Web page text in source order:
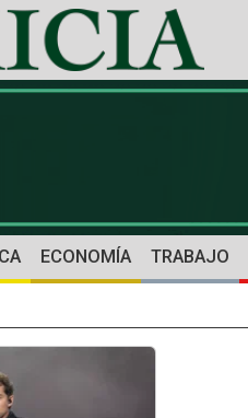
ECONOMÍA TRABAJO